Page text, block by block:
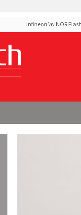
MediaTek אישרה את זיכרון ה-NOR Flash של Infineon